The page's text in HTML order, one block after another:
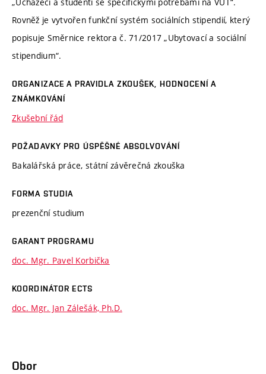
Rovněž je vytvořen funkční systém sociálních stipendií, který
popisuje Směrnice rektora č. 71/2017 „Ubytovací a sociální
stipendium“.
ORGANIZACE A PRAVIDLA ZKOUŠEK, HODNOCENÍ A
ZNÁMKOVÁNÍ
Zkušební řád
POŽADAVKY PRO ÚSPĚŠNÉ ABSOLVOVÁNÍ
Bakalářská práce, státní závěrečná zkouška
FORMA STUDIA
prezenční studium
GARANT PROGRAMU
doc. Mgr. Pavel Korbička
KOORDINÁTOR ECTS
doc. Mgr. Jan Zálešák, Ph.D.
Obor